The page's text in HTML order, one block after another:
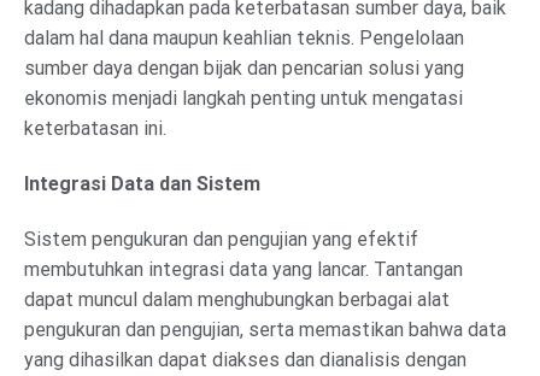
kadang dihadapkan pada keterbatasan sumber daya, baik
dalam hal dana maupun keahlian teknis. Pengelolaan
sumber daya dengan bijak dan pencarian solusi yang
ekonomis menjadi langkah penting untuk mengatasi
keterbatasan ini.
Integrasi Data dan Sistem
Sistem pengukuran dan pengujian yang efektif
membutuhkan integrasi data yang lancar. Tantangan
dapat muncul dalam menghubungkan berbagai alat
pengukuran dan pengujian, serta memastikan bahwa data
yang dihasilkan dapat diakses dan dianalisis dengan